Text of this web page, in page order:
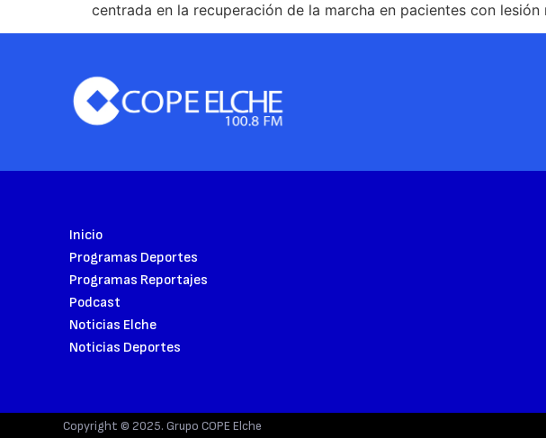
centrada en la recuperación de la marcha en pacientes con
Inicio
Programas Deportes
Programas Reportajes
Podcast
Noticias Elche
Noticias Deportes
Copyright © 2025. Grupo COPE Elche